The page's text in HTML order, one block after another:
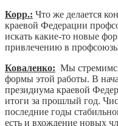
Корр.: Что же делается
краевой Федерации
искать какие-то новые
привлечению в
Коваленко: Мы
формы этой работы. В
президиума краевой
итоги за прошлый год.
последние годы
есть и вхождение новых